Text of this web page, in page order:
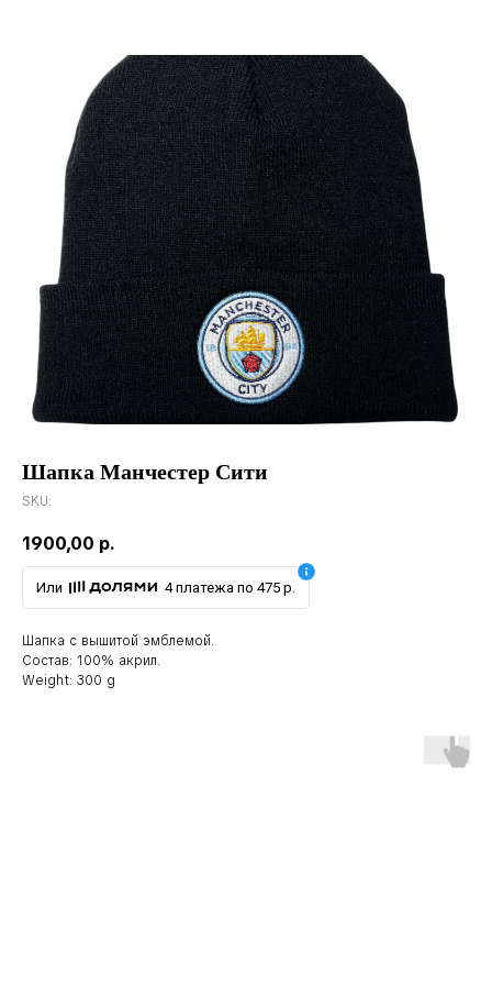
Шапка Манчестер Сити
SKU:
1900,00 р.
Или 4 платежа по 475 р.
Шапка с вышитой эмблемой.
Состав: 100% акрил.
Weight: 300 g